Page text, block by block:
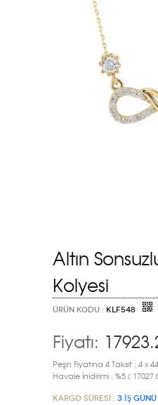
Altın
Kolyesi
ÜRÜN KODU : KLF548
Fiyatı:
Peşin Fiyatına 4 Taksit : 4 x
Havale İnidirimi : %5 (
Kargo Süresi : 3 İŞ GÜNÜ